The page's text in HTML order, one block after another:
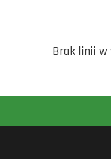
Brak linii w